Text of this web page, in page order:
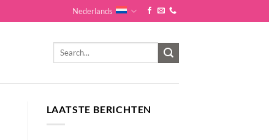
Nederlands
LAATSTE BERICHTEN